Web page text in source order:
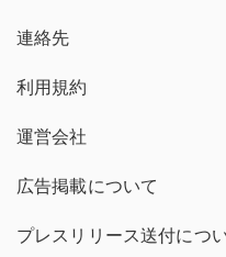
連絡先
利用規約
運営会社
広告掲載について
プレスリリース送付につ